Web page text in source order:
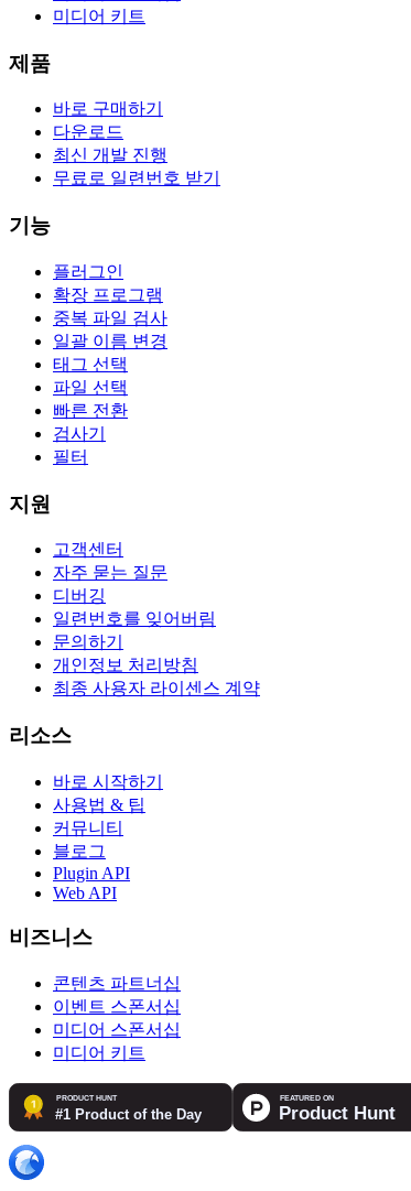
미디어 키트
제품
바로 구매하기
다운로드
최신 개발 진행
무료로 일련번호 받기
기능
플러그인
확장 프로그램
중복 파일 검사
일괄 이름 변경
태그 선택
파일 선택
빠른 전환
검사기
필터
지원
고객센터
자주 묻는 질문
디버깅
일련번호를 잊어버림
문의하기
개인정보 처리방침
최종 사용자 라이센스 계약
리소스
바로 시작하기
사용법 & 팁
커뮤니티
블로그
Plugin API
Web API
비즈니스
콘텐츠 파트너십
이벤트 스폰서십
미디어 스폰서십
미디어 키트